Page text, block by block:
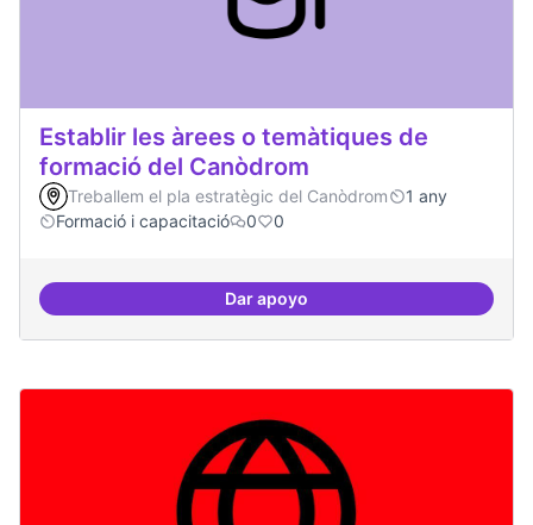
Establir les àrees o temàtiques de
formació del Canòdrom
Treballem el pla estratègic del Canòdrom
1 any
Formació i capacitació
0 0
Dar apoyoEstablir les àrees o temàtiques